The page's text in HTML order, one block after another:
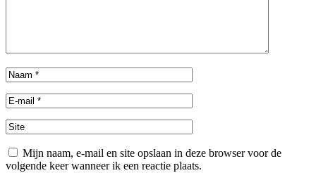
Mijn naam, e-mail en site opslaan in deze browser voor de
volgende keer wanneer ik een reactie plaats.